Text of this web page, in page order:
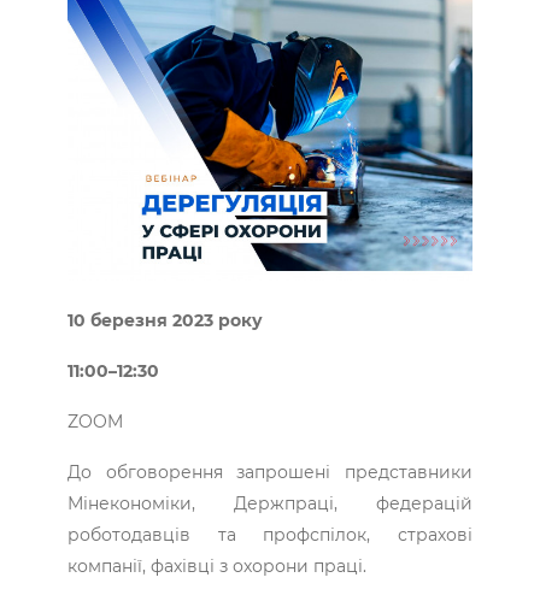
10 березня 2023 року
11:00–12:30
ZOOM
До обговорення запрошені представники
Мінекономіки, Держпраці, федерацій
роботодавців та профспілок, страхові
компанії, фахівці з охорони праці.